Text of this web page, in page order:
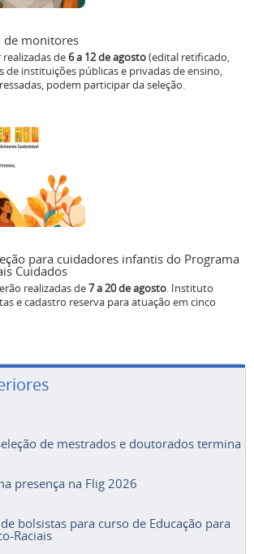
de monitores
de6 a 12 de agosto(edital retificado,
de instituições públicas e privadas de ensino,
podem participar da seleção.
para cuidadores infantis do Programa
Cuidados
realizadas de7 a 20 de agosto. Instituto
e cadastro reserva para atuação em cinco
de mestrados e doutorados termina
presença na Flig 2026
bolsistas para curso de Educação para
Raciais